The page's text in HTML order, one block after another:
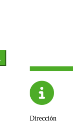
Dirección